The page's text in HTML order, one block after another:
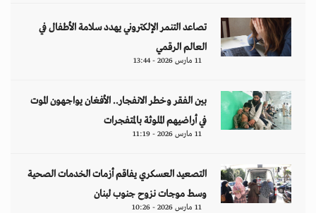
تصاعد التنمر الإلكتروني يهدد سلامة الأطفال في
العالم الرقمي
11 مارس 2026 - 13:44
بين الفقر وخطر الانفجار.. الأفغان يواجهون الموت
في أراضيهم الملوثة بالمتفجرات
11 مارس 2026 - 11:19
التصعيد العسكري يفاقم أزمات الخدمات الصحية
وسط موجات نزوح جنوب لبنان
11 مارس 2026 - 10:26